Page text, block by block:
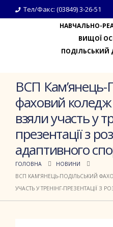
Тел/Факс: (03849) 3-26-51
НАВЧАЛЬНО-
ВИЩОЇ
ПОДІЛЬСЬКИЙ
ВСП Кам’янець-
фаховий
взяли участь у
презентації з
адаптивного
ГОЛОВНА
НОВИНИ
ВСП КАМ’ЯНЕЦЬ-ПОДІЛЬСЬКИЙ
УЧАСТЬ У ТРЕНІНГ-ПРЕЗЕНТАЦІЇ З